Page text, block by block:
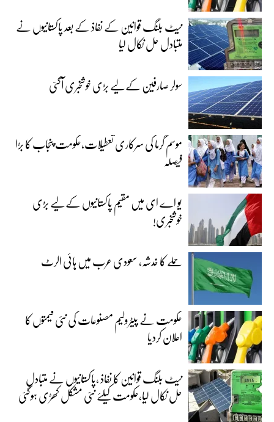
نیٹ بلنگ قوانین کے نفاذ کے بعد پاکستانیوں نے
متبادل حل نکال لیا
سولر صارفین کے لیے بڑی خوشخبری آگئی
موسم گرما کی سرکاری تعطیلات،حکومت پنجاب کا بڑا
فیصلہ
یو اے ای میں مقیم پاکستانیوں کے لیے بڑی
خوشخبری!
حملے کا خدشہ، سعودی عرب میں ہائی الرٹ
حکومت نے پیٹرولیم مصنوعات کی نئی قیمتوں کا
اعلان کردیا
نیٹ بلنگ قوانین کا نفاذ ،پاکستانیوں نے متبادل
حل نکال لیا،حکومت کیلئے نئی مشکل کھڑی ہوگئی